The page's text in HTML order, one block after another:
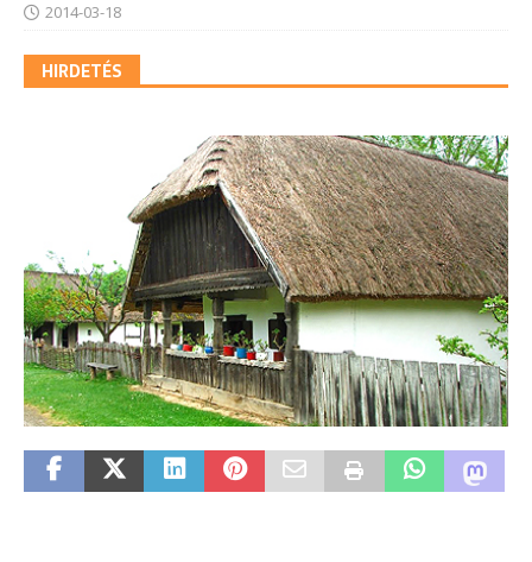
2014-03-18
HIRDETÉS